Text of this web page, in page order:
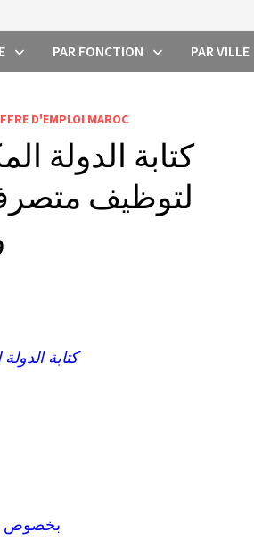
PAR FONCTION PAR VILLE
D'EMPLOI MAROC
كتابة الدولة
لتوظيف
كتابة
بخصوص